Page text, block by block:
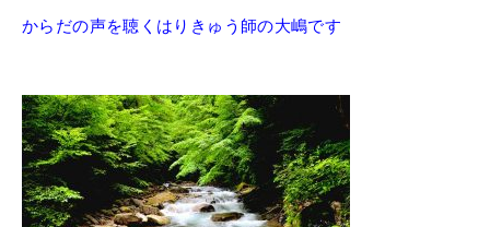
教職員採用情報
個人情報の取り扱いについて
からだの声を聴くはりきゅう師の大嶋です